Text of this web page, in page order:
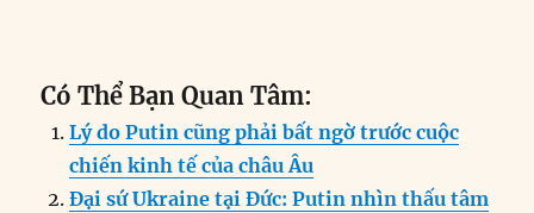
Có Thể Bạn Quan Tâm:
Lý do Putin cũng phải bất ngờ trước cuộc
chiến kinh tế của châu Âu
Đại sứ Ukraine tại Đức: Putin nhìn thấu tâm